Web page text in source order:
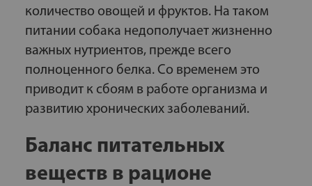
количество овощей и фруктов. На таком
питании собака недополучает жизненно
важных нутриентов, прежде всего
полноценного белка. Со временем это
приводит к сбоям в работе организма и
развитию хронических заболеваний.
Баланс питательных
веществ в рационе